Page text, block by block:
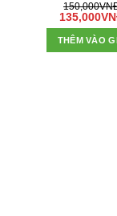
150,000
135,000
THÊM VÀO